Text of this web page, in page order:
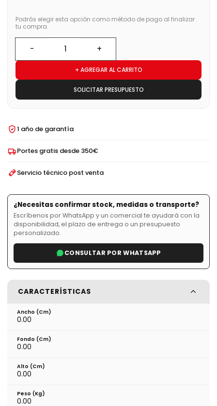
Podrás elegir esta opción como método de pago al finalizar
tu compra.
+ AGREGAR AL CARRITO
SOLICITAR PRESUPUESTO
1 año de garantía
Portes gratis desde 350€
Servicio técnico post venta
¿Necesitas confirmar stock, medidas o transporte?
Escríbenos por WhatsApp y un comercial te ayudará con la
disponibilidad, el plazo de entrega o un presupuesto
personalizado.
CONSULTAR POR WHATSAPP
CARACTERÍSTICAS
Ancho (cm)
0.00
Fondo (cm)
0.00
Alto (cm)
0.00
Peso (kg)
0.00